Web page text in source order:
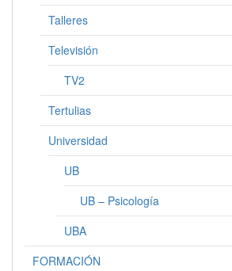
Talleres
Televisión
TV2
Tertulias
Universidad
UB
UB – Psicología
UBA
FORMACIÓN